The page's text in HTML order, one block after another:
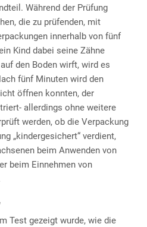
Während der Prüfung
die zu prüfenden, mit
innerhalb von fünf
Kind dabei seine Zähne
den Boden wirft, wird es
fünf Minuten wird den
öffnen konnten, der
allerdings ohne weitere
werden, ob die Verpackung
„kindergesichert“ verdient,
beim Anwenden von
beim Einnehmen von
Test gezeigt wurde, wie die